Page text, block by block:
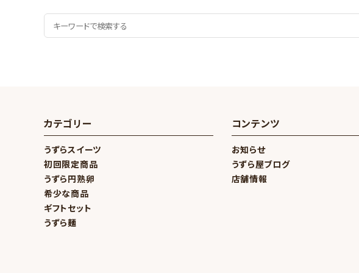
カテゴリー
うずらスイーツ
初回限定商品
うずら円熟卵
希少な商品
ギフトセット
うずら麺
コンテンツ
お知らせ
うずら屋ブログ
店舗情報